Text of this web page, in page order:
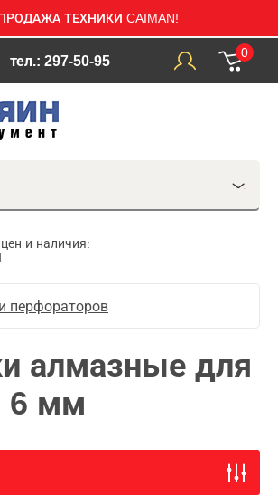
ТЕХНИКИ CAIMAN!
тел.: 297-50-95
0
и наличия:
перфораторов
алмазные для
6 мм